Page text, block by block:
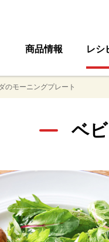
商品情報 レシ
のモーニングプレート
ベ